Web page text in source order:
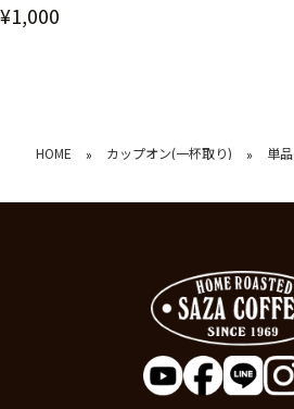
¥1,000
HOME » カップオン(一杯取り) » 単品